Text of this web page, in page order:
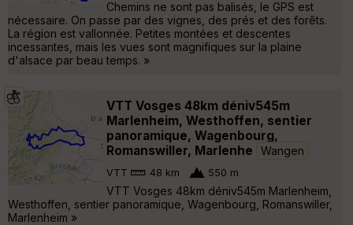
Chemins ne sont pas balisés, le GPS est
nécessaire. On passe par des vignes, des prés et des forêts.
La région est vallonnée. Petites montées et descentes
incessantes, mais les vues sont magnifiques sur la plaine
d'alsace par beau temps. »
VTT Vosges 48km déniv545m
Marlenheim, Westhoffen, sentier
panoramique, Wagenbourg,
Romanswiller, Marlenhe
Wangen
VTT 48 km 550 m
VTT Vosges 48km déniv545m Marlenheim,
Westhoffen, sentier panoramique, Wagenbourg, Romanswiller,
Marlenheim »